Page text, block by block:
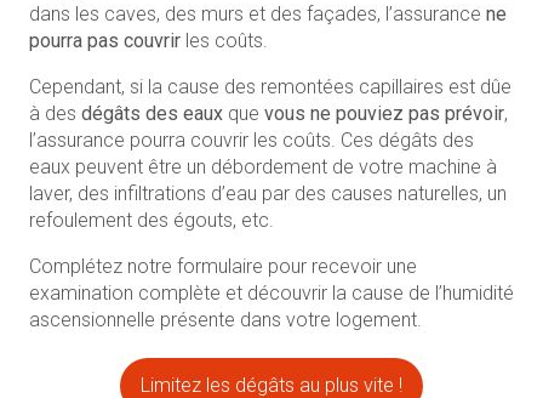
dans les caves, des murs et des façades, l’assurance ne
pourra pas couvrir les coûts.
Cependant, si la cause des remontées capillaires est dûe
à des dégâts des eaux que vous ne pouviez pas prévoir,
l’assurance pourra couvrir les coûts. Ces dégâts des
eaux peuvent être un débordement de votre machine à
laver, des infiltrations d’eau par des causes naturelles, un
refoulement des égouts, etc.
Complétez notre formulaire pour recevoir une
examination complète et découvrir la cause de l’humidité
ascensionnelle présente dans votre logement.
Limitez les dégâts au plus vite !